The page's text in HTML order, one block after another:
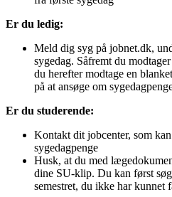
Er du ledig:
Meld dig syg på jobnet.dk,
sygedag. Såfremt du
du herefter modtage en
på at ansøge om
Er du studerende:
Kontakt dit jobcenter, som
sygedagpenge
Husk, at du med
dine SU-klip. Du kan først
semestret, du ikke har kunnet